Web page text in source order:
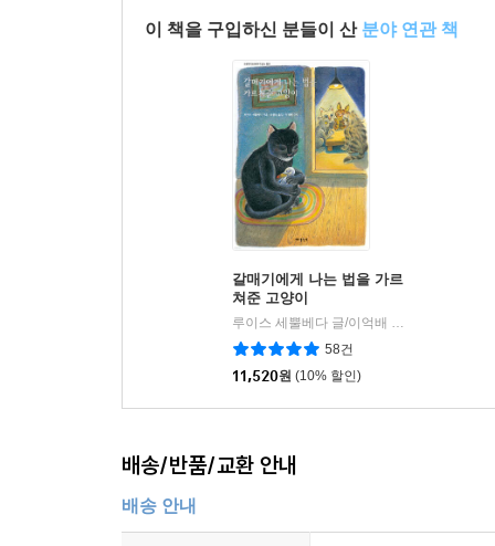
이 책을 구입하신 분들이 산 분야 연관 책
갈매기에게 나는 법을 가르
쳐준 고양이
루이스 세뿔베다 글/이억배 그림/유왕무 역
58건
11,520원 (10% 할인)
배송/반품/교환 안내
배송 안내